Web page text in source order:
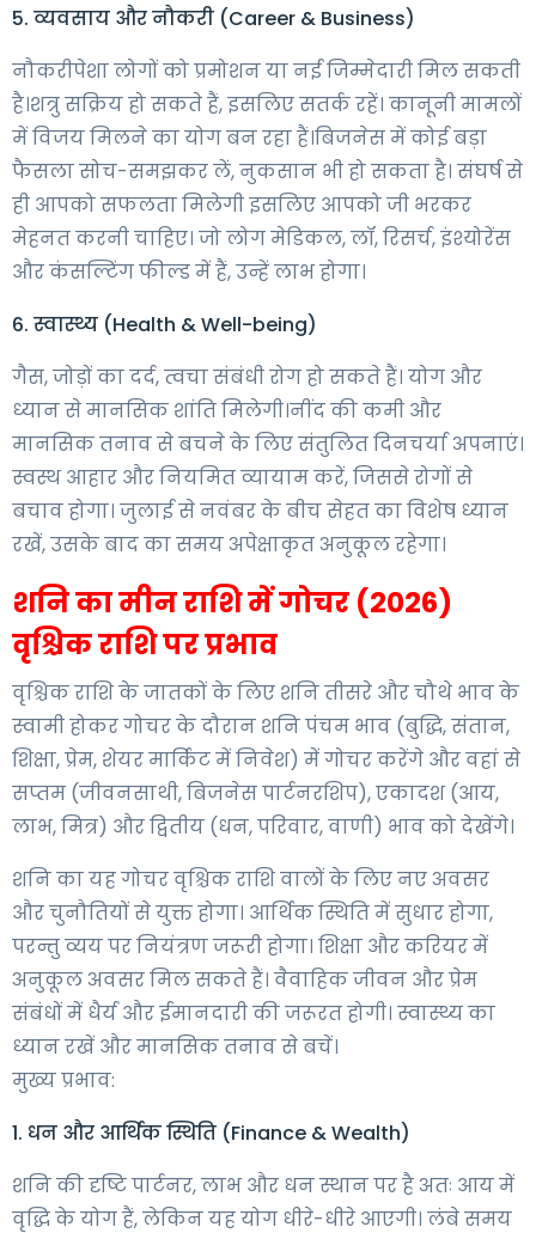
5. व्यवसाय और नौकरी (Career & Business)
नौकरीपेशा लोगों को प्रमोशन या नई जिम्मेदारी मिल सकती
है।शत्रु सक्रिय हो सकते हैं, इसलिए सतर्क रहें। कानूनी मामलों
में विजय मिलने का योग बन रहा हैं।बिजनेस में कोई बड़ा
फैसला सोच-समझकर लें, नुकसान भी हो सकता है। संघर्ष से
ही आपको सफलता मिलेगी इसलिए आपको जी भरकर
मेहनत करनी चाहिए। जो लोग मेडिकल, लॉ, रिसर्च, इंश्योरेंस
और कंसल्टिंग फील्ड में हैं, उन्हें लाभ होगा।
6. स्वास्थ्य (Health & Well-being)
गैस, जोड़ों का दर्द, त्वचा संबंधी रोग हो सकते हैं। योग और
ध्यान से मानसिक शांति मिलेगी।नींद की कमी और
मानसिक तनाव से बचने के लिए संतुलित दिनचर्या अपनाएं।
स्वस्थ आहार और नियमित व्यायाम करें, जिससे रोगों से
बचाव होगा। जुलाई से नवंबर के बीच सेहत का विशेष ध्यान
रखें, उसके बाद का समय अपेक्षाकृत अनुकूल रहेगा।
शनि का मीन राशि में गोचर (2026)
वृश्चिक राशि पर प्रभाव
वृश्चिक राशि के जातकों के लिए शनि तीसरे और चौथे भाव के
स्वामी होकर गोचर के दौरान शनि पंचम भाव (बुद्धि, संतान,
शिक्षा, प्रेम, शेयर मार्किट में निवेश) में गोचर करेंगे और वहां से
सप्तम (जीवनसाथी, बिजनेस पार्टनरशिप), एकादश (आय,
लाभ, मित्र) और द्वितीय (धन, परिवार, वाणी) भाव को देखेंगे।
शनि का यह गोचर वृश्चिक राशि वालों के लिए नए अवसर
और चुनौतियों से युक्त होगा। आर्थिक स्थिति में सुधार होगा,
परन्तु व्यय पर नियंत्रण जरूरी होगा। शिक्षा और करियर में
अनुकूल अवसर मिल सकते हैं। वैवाहिक जीवन और प्रेम
संबंधों में धैर्य और ईमानदारी की जरूरत होगी। स्वास्थ्य का
ध्यान रखें और मानसिक तनाव से बचें।
मुख्य प्रभाव:
1. धन और आर्थिक स्थिति (Finance & Wealth)
शनि की दृष्टि पार्टनर, लाभ और धन स्थान पर है अतः आय में
वृद्धि के योग हैं, लेकिन यह योग धीरे-धीरे आएगी। लंबे समय